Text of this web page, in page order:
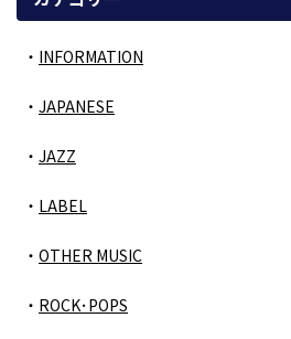
INFORMATION
JAPANESE
JAZZ
LABEL
OTHER MUSIC
ROCK･POPS